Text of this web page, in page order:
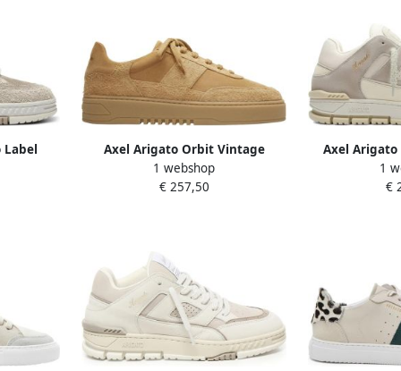
Axel Arigato Orbit Vintage
Sneaker
1 webshop
€ 257,50
Axel Arigato
1
€